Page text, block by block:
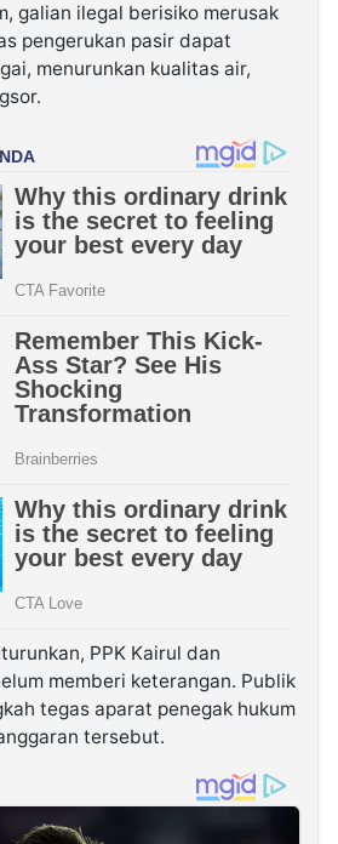
galian ilegal berisiko merusak
pengerukan pasir dapat
menurunkan kualitas air,
PPK Kairul dan
memberi keterangan. Publik
tegas aparat penegak hukum
tersebut.